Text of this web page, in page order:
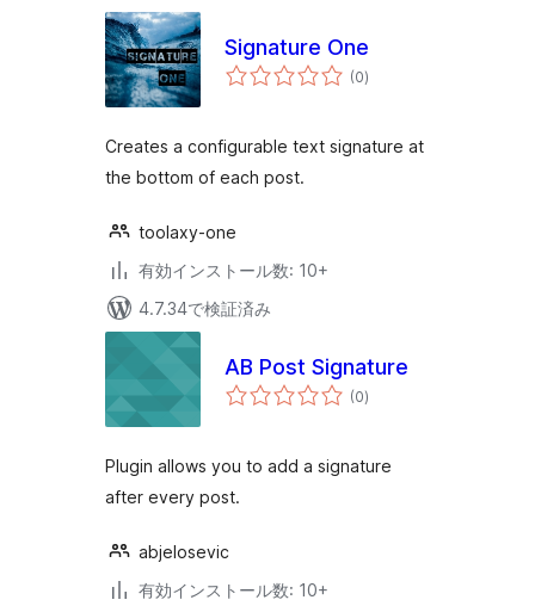
Signature One
(0個
の)
Creates a configurable text signature at
the bottom of each post.
toolaxy-one
有効インストール数: 10+
4.7.34で検証済み
AB Post Signature
(0個
の)
Plugin allows you to add a signature
after every post.
abjelosevic
有効インストール数: 10+